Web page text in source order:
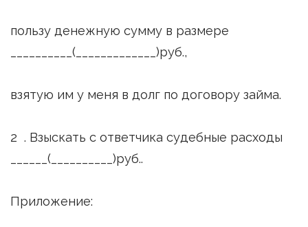
пользу денежную сумму в размере
__________(_____________)руб.,
взятую им у меня в долг по договору займа.
2 . Взыскать с ответчика судебные расходы
______(__________)руб..
Приложение: